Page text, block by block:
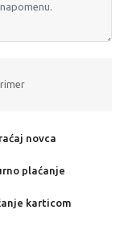
novca
plaćanje
karticom